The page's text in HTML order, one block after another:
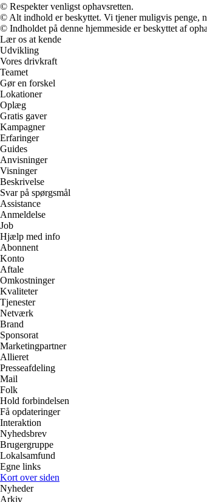
© Respekter venligst ophavsretten.
© Alt indhold er beskyttet. Vi tjener muligvis penge,
© Indholdet på denne hjemmeside er beskyttet af
Lær os at kende
Udvikling
Vores drivkraft
Teamet
Gør en forskel
Lokationer
Oplæg
Gratis gaver
Kampagner
Erfaringer
Guides
Anvisninger
Visninger
Beskrivelse
Svar på spørgsmål
Assistance
Anmeldelse
Job
Hjælp med info
Abonnent
Konto
Aftale
Omkostninger
Kvaliteter
Tjenester
Netværk
Brand
Sponsorat
Marketingpartner
Allieret
Presseafdeling
Mail
Folk
Hold forbindelsen
Få opdateringer
Interaktion
Nyhedsbrev
Brugergruppe
Lokalsamfund
Egne links
Kort over siden
Nyheder
Arkiv